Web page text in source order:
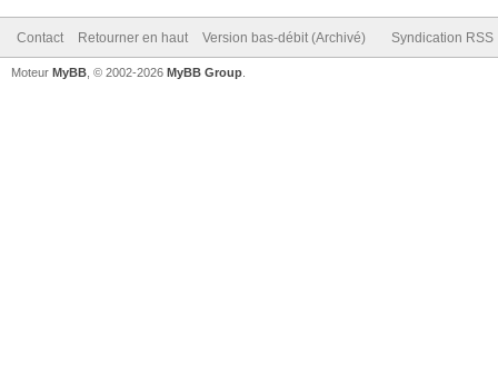
Contact Retourner en haut Version bas-débit (Archivé) Syndication RSS
Moteur MyBB , © 2002-2026 MyBB Group